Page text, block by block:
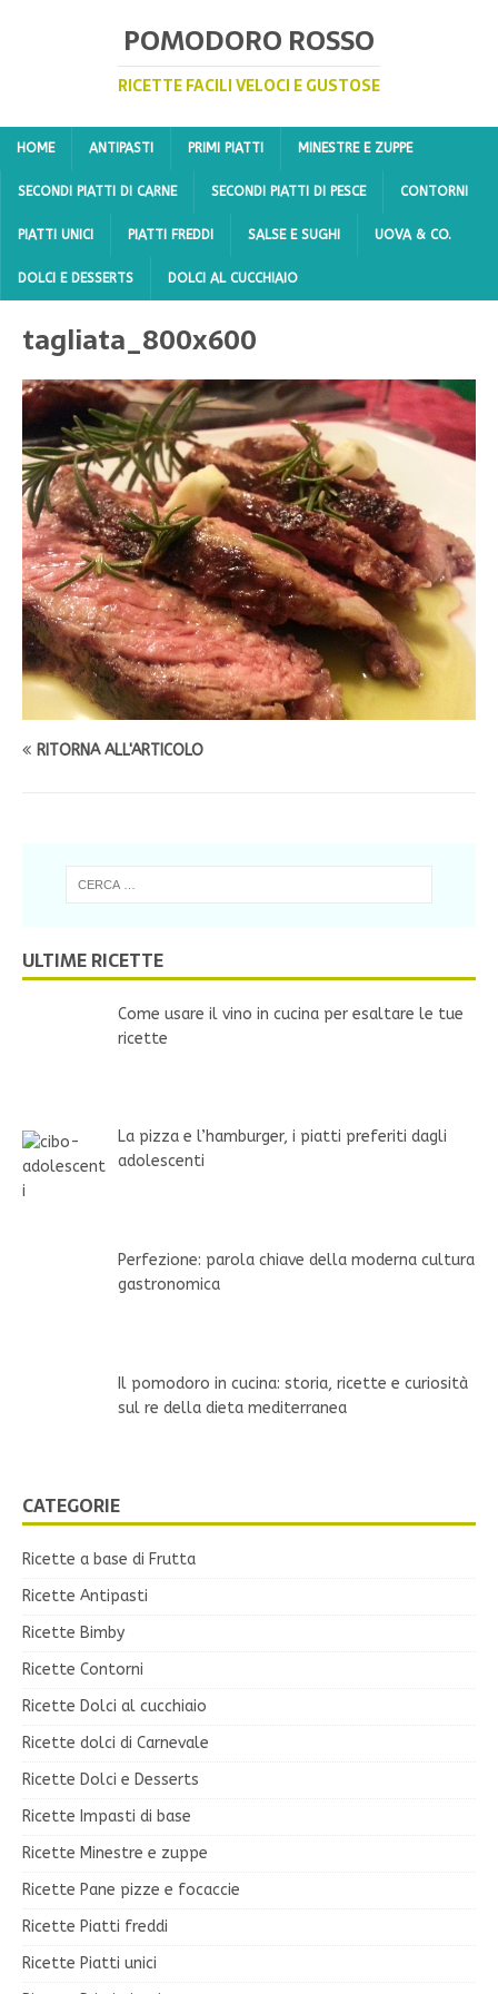
POMODORO ROSSO
RICETTE FACILI VELOCI E GUSTOSE
HOME ANTIPASTI PRIMI PIATTI MINESTRE E ZUPPE
SECONDI PIATTI DI CARNE SECONDI PIATTI DI PESCE CONTORNI
PIATTI UNICI PIATTI FREDDI SALSE E SUGHI UOVA & CO.
DOLCI E DESSERTS DOLCI AL CUCCHIAIO
tagliata_800x600
RITORNA ALL'ARTICOLO
ULTIME RICETTE
Come usare il vino in cucina per esaltare le tue
ricette
La pizza e l’hamburger, i piatti preferiti dagli
adolescenti
Perfezione: parola chiave della moderna cultura
gastronomica
Il pomodoro in cucina: storia, ricette e curiosità
sul re della dieta mediterranea
CATEGORIE
Ricette a base di Frutta
Ricette Antipasti
Ricette Bimby
Ricette Contorni
Ricette Dolci al cucchiaio
Ricette dolci di Carnevale
Ricette Dolci e Desserts
Ricette Impasti di base
Ricette Minestre e zuppe
Ricette Pane pizze e focaccie
Ricette Piatti freddi
Ricette Piatti unici